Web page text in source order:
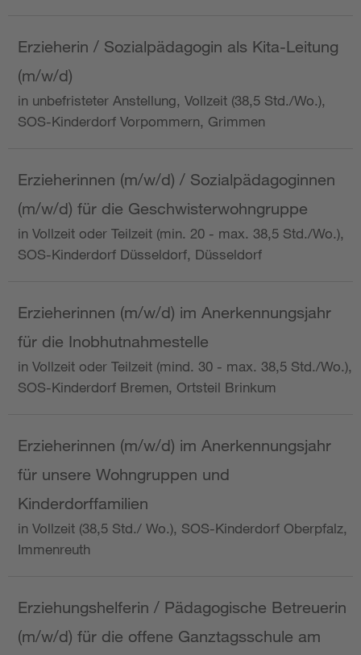
Erzieherin / Sozialpädagogin als Kita-Leitung
(m/w/d)
in unbefristeter Anstellung, Vollzeit (38,5 Std./Wo.),
SOS-Kinderdorf Vorpommern, Grimmen
Erzieherinnen (m/w/d) / Sozialpädagoginnen
(m/w/d) für die Geschwisterwohngruppe
in Vollzeit oder Teilzeit (min. 20 - max. 38,5 Std./Wo.),
SOS-Kinderdorf Düsseldorf, Düsseldorf
Erzieherinnen (m/w/d) im Anerkennungsjahr
für die Inobhutnahmestelle
in Vollzeit oder Teilzeit (mind. 30 - max. 38,5 Std./Wo.),
SOS-Kinderdorf Bremen, Ortsteil Brinkum
Erzieherinnen (m/w/d) im Anerkennungsjahr
für unsere Wohngruppen und
Kinderdorffamilien
in Vollzeit (38,5 Std./ Wo.), SOS-Kinderdorf Oberpfalz,
Immenreuth
Erziehungshelferin / Pädagogische Betreuerin
(m/w/d) für die offene Ganztagsschule am